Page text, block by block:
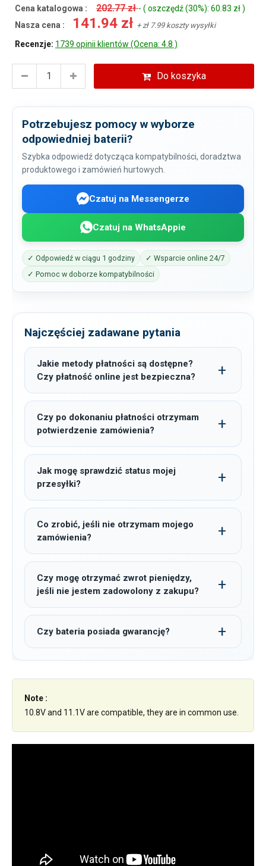
Cena katalogowa : 202.77 zł- ( oszczędź (30%): 60.83 zł )
Nasza cena :
141.94 zł + zł 7.99 koszty wysyłki
Recenzje: 1739 opinii klientów (Ocena: 4.8 )
Do koszyka
Potrzebujesz pomocy w wyborze
odpowiedniej baterii?
Szybka odpowiedź dotycząca kompatybilności, doradztwa
produktowego i zamówień hurtowych.
Czatuj na Messengerze
Czatuj na WhatsAppie
✓ Odpowiedź w ciągu 1 godziny
✓ Wsparcie online 24/7
✓ Pomoc w doborze kompatybilności
Najczęściej zadawane pytania
Jakie metody płatności są dostępne?
Czy płatność online jest bezpieczna?
Czy po dokonaniu płatności otrzymam
potwierdzenie zamówienia?
Jak mogę sprawdzić status mojej
przesyłki?
Co zrobić, jeśli nie otrzymam mojego
zamówienia?
Czy mogę otrzymać zwrot pieniędzy,
jeśli nie jestem zadowolony z zakupu?
Czy bateria posiada gwarancję?
Note :
10.8V and 11.1V are compatible, they are in common use.